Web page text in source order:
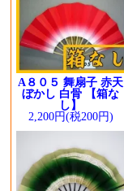
A８０５ 舞扇子 赤天
ぼかし 白骨 【箱な
し】
2,200円(税200円)